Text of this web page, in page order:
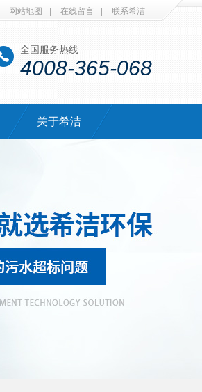
网站地图 | 在线留言 | 联系希洁
全国服务热线
4008-365-068
关于希洁